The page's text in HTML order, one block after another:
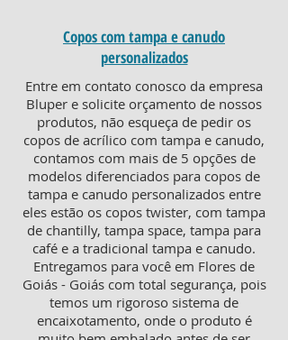
Copos com tampa e canudo
personalizados
Entre em contato conosco da empresa
Bluper e solicite orçamento de nossos
produtos, não esqueça de pedir os
copos de acrílico com tampa e canudo,
contamos com mais de 5 opções de
modelos diferenciados para copos de
tampa e canudo personalizados entre
eles estão os copos twister, com tampa
de chantilly, tampa space, tampa para
café e a tradicional tampa e canudo.
Entregamos para você em Flores de
Goiás - Goiás com total segurança, pois
temos um rigoroso sistema de
encaixotamento, onde o produto é